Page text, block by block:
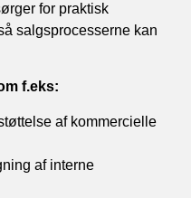
for praktisk
salgsprocesserne kan
f.eks:
af kommercielle
af interne